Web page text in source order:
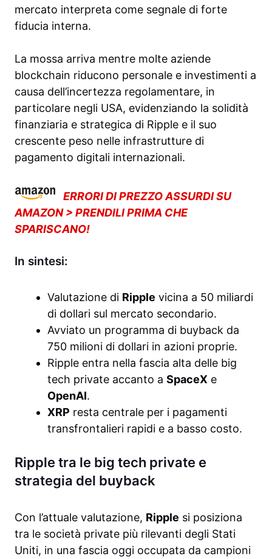
mercato interpreta come segnale di forte
fiducia interna.
La mossa arriva mentre molte aziende
blockchain riducono personale e investimenti a
causa dell’incertezza regolamentare, in
particolare negli USA, evidenziando la solidità
finanziaria e strategica di Ripple e il suo
crescente peso nelle infrastrutture di
pagamento digitali internazionali.
ERRORI DI PREZZO ASSURDI SU
AMAZON > PRENDILI PRIMA CHE
SPARISCANO!
In sintesi:
Valutazione di Ripple vicina a 50 miliardi
di dollari sul mercato secondario.
Avviato un programma di buyback da
750 milioni di dollari in azioni proprie.
Ripple entra nella fascia alta delle big
tech private accanto a SpaceX e
OpenAI.
XRP resta centrale per i pagamenti
transfrontalieri rapidi e a basso costo.
Ripple tra le big tech private e
strategia del buyback
Con l’attuale valutazione, Ripple si posiziona
tra le società private più rilevanti degli Stati
Uniti, in una fascia oggi occupata da campioni